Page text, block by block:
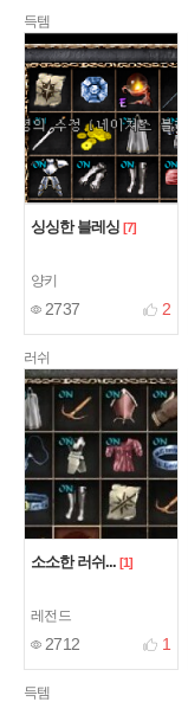
득템
싱싱한 블레싱 [7]
양키
2737 2
러쉬
소소한 러쉬... [1]
레전드
2712 1
득템